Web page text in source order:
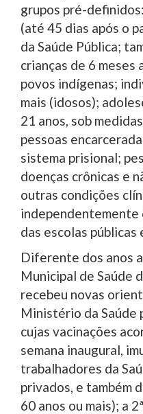
grupos pré-
(até 45 dias após o
da Saúde Pública;
crianças de 6 meses
povos indígenas;
mais (idosos);
21 anos, sob
pessoas
sistema prisional;
doenças crônicas e
outras condições
independentemente
das escolas públicas
Diferente dos anos
Municipal de Saúde
recebeu novas
Ministério da Saúde
cujas vacinações
semana inaugural,
trabalhadores da
privados, e também
60 anos ou mais); a